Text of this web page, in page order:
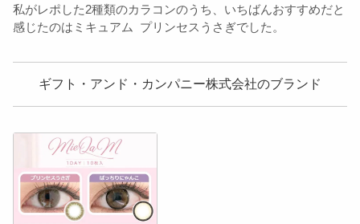
私がレポした2種類のカラコンのうち、いちばんおすすめだと
感じたのは ミキュアム プリンセスうさぎでした。
ギフト・アンド・カンパニー株式会社のブランド